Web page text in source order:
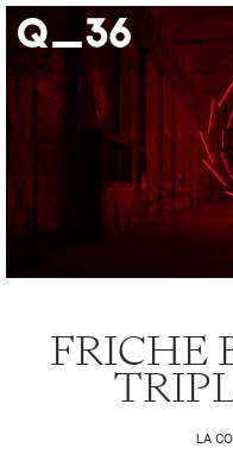
Nos créations
Nos talents
Où nous
Nos expositions
Presse
Contact
FRICHE
LA